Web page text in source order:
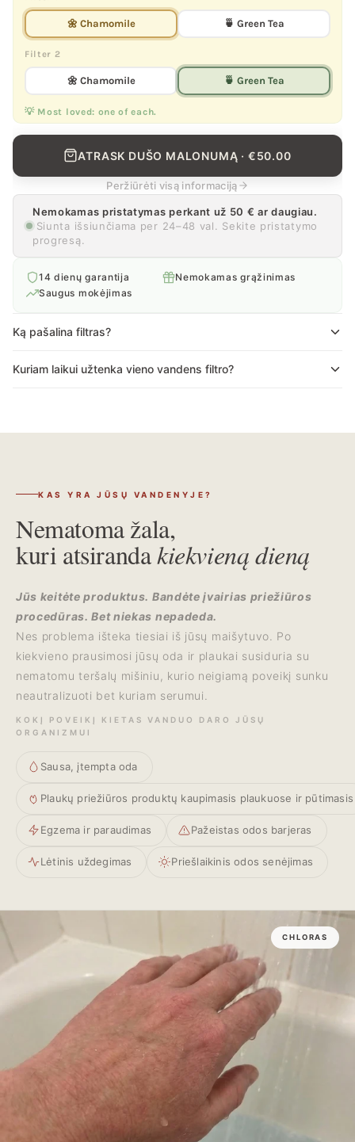
🌼 Chamomile 🍵 Green Tea
Filter 2
🌼 Chamomile 🍵 Green Tea
💡 Most loved: one of each.
ATRASK DUŠO MALONUMĄ · €50.00
Peržiūrėti visą informaciją
Nemokamas pristatymas perkant už 50 € ar daugiau.
Siunta išsiunčiama per 24–48 val. Sekite pristatymo
progresą.
14 dienų garantija
Nemokamas grąžinimas
Saugus mokėjimas
Ką pašalina filtras?
kalkių nuosėdas ir sunkiuosius metalus – viską, kas
Kuriam laikui užtenka vieno vandens filtro?
galima vizualiai stebėti, kaip filtras išeikvojamas – kai
KAS YRA JŪSŲ VANDENYJE?
Nematoma žala,
kuri atsirandakiekvieną dieną
Jūs keitėte produktus. Bandėte įvairias priežiūros
procedūras. Bet niekas nepadeda.
Nes problema išteka tiesiai iš jūsų maišytuvo. Po
kiekvieno prausimosi jūsų oda ir plaukai susiduria su
nematomu teršalų mišiniu, kurio neigiamą poveikį sunku
neautralizuoti bet kuriam serumui.
KOKĮ POVEIKĮ KIETAS VANDUO DARO JŪSŲ
ORGANIZMUI
Sausa, įtempta oda
Plaukų priežiūros produktų kaupimasis plaukuose ir pūtimasis
Egzema ir paraudimas Pažeistas odos barjeras
Lėtinis uždegimas Priešlaikinis odos senėjimas
CHLORAS